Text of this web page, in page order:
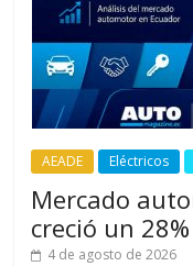
AEADE Eléctricos
Mercado
creció un
4 de agosto de 2026